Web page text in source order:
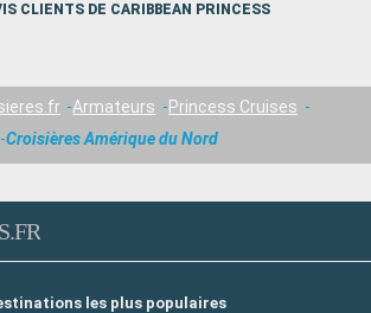
CLIENTS DE CARIBBEAN PRINCESS
Armateurs
Princess Cruises
Croisières Amérique du Nord
les plus populaires